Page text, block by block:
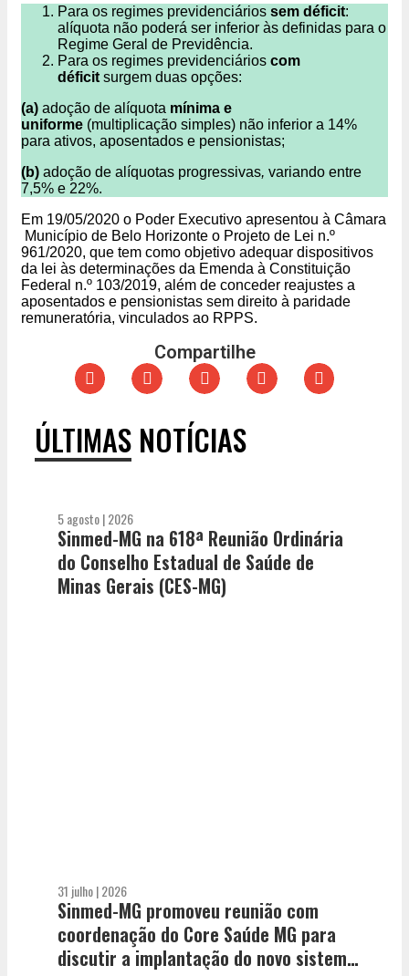
Para os regimes previdenciários sem déficit:
alíquota não poderá ser inferior às definidas para o
Regime Geral de Previdência.
Para os regimes previdenciários com
déficit surgem duas opções:
(a) adoção de alíquota mínima e
uniforme (multiplicação simples) não inferior a 14%
para ativos, aposentados e pensionistas;
(b) adoção de alíquotas progressivas, variando entre
7,5% e 22%.
Em 19/05/2020 o Poder Executivo apresentou à Câmara
Município de Belo Horizonte o Projeto de Lei n.º
961/2020, que tem como objetivo adequar dispositivos
da lei às determinações da Emenda à Constituição
Federal n.º 103/2019, além de conceder reajustes a
aposentados e pensionistas sem direito à paridade
remuneratória, vinculados ao RPPS.
Compartilhe
ÚLTIMAS NOTÍCIAS
5 agosto | 2026
Sinmed-MG na 618ª Reunião Ordinária
do Conselho Estadual de Saúde de
Minas Gerais (CES-MG)
31 julho | 2026
Sinmed-MG promoveu reunião com
coordenação do Core Saúde MG para
discutir a implantação do novo sistema